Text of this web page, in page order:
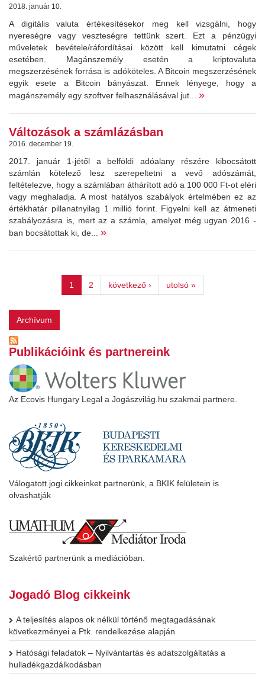
2018. január 10.
A digitális valuta értékesítésekor meg kell vizsgálni, hogy
nyereségre vagy veszteségre tettünk szert. Ezt a pénzügyi
műveletek bevétele/ráfordításai között kell kimutatni cégek
esetében. Magánszemély esetén a kriptovaluta
megszerzésének forrása is adóköteles. A Bitcoin megszerzésének
egyik esete a Bitcoin bányászat. Ennek lényege, hogy a
magánszemély egy szoftver felhasználásával jut... »
Változások a számlázásban
2016. december 19.
2017. január 1-jétől a belföldi adóalany részére kibocsátott
számlán kötelező lesz szerepeltetni a vevő adószámát,
feltételezve, hogy a számlában áthárított adó a 100 000 Ft-ot eléri
vagy meghaladja. A most hatályos szabályok értelmében ez az
értékhatár pillanatnyilag 1 millió forint. Figyelni kell az átmeneti
szabályozásra is, mert az a számla, amelyet még ugyan 2016 -
ban bocsátottak ki, de... »
1 2 következő › utolsó »
Archívum
Publikációink és partnereink
Az Ecovis Hungary Legal a Jogászvilág.hu szakmai partnere.
Válogatott jogi cikkeinket partnerünk, a BKIK felületein is
olvashatják
Szakértő partnerünk a mediációban.
Jogadó Blog cikkeink
A teljesítés alapos ok nélkül történő megtagadásának
következményei a Ptk. rendelkezése alapján
Hatósági feladatok – Nyilvántartás és adatszolgáltatás a
hulladékgazdálkodásban